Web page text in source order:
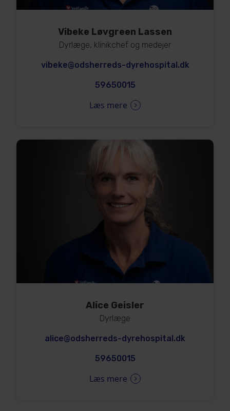
Vibeke Løvgreen Lassen
Dyrlæge, klinikchef og medejer
vibeke@odsherreds-dyrehospital.dk
59650015
Læs mere
Alice Geisler
Dyrlæge
alice@odsherreds-dyrehospital.dk
59650015
Læs mere